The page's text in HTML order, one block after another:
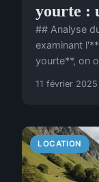
yourte :
## Analyse
examinant
yourte**, on
11 février 2025
LOCATION